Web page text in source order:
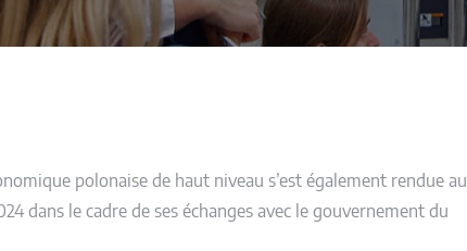
polonaise de haut niveau s’est également rendue au
dans le cadre de ses échanges avec le gouvernement du